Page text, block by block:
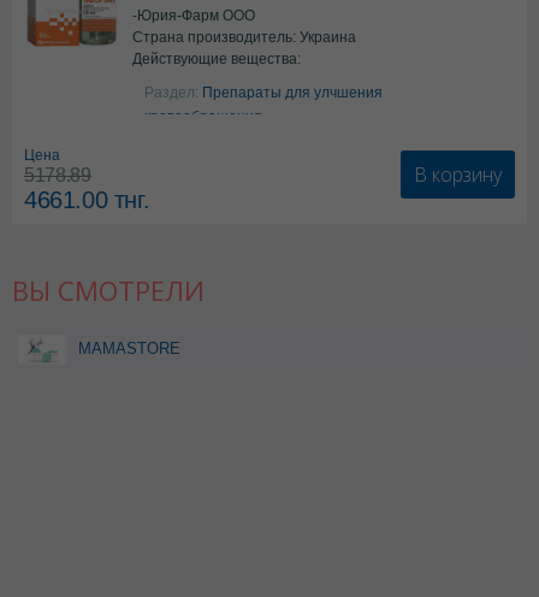
-Юрия-Фарм ООО
Страна производитель: Украина
Действующие вещества:
Аргинин
Раздел: Препараты для улчшения
кровообращения
Цена
5178.89
4661.00тнг.
В корзину
ВЫ СМОТРЕЛИ
MAMASTORE